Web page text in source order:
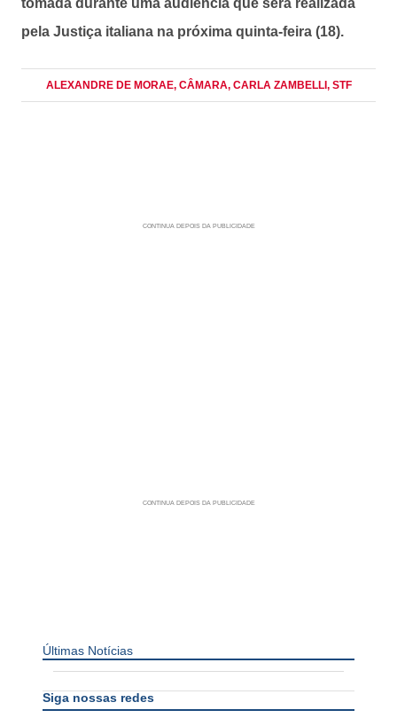
pela Justiça italiana na próxima quinta-feira (18).
ALEXANDRE DE MORAE, CÂMARA, CARLA ZAMBELLI, STF
Últimas Notícias
Siga nossas redes